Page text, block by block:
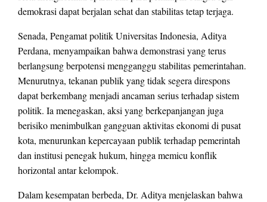
demokrasi dapat berjalan sehat dan stabilitas tetap terjaga.
Senada, Pengamat politik Universitas Indonesia, Aditya
Perdana, menyampaikan bahwa demonstrasi yang terus
berlangsung berpotensi mengganggu stabilitas pemerintahan.
Menurutnya, tekanan publik yang tidak segera direspons
dapat berkembang menjadi ancaman serius terhadap sistem
politik. Ia menegaskan, aksi yang berkepanjangan juga
berisiko menimbulkan gangguan aktivitas ekonomi di pusat
kota, menurunkan kepercayaan publik terhadap pemerintah
dan institusi penegak hukum, hingga memicu konflik
horizontal antar kelompok.
Dalam kesempatan berbeda, Dr. Aditya menjelaskan bahwa